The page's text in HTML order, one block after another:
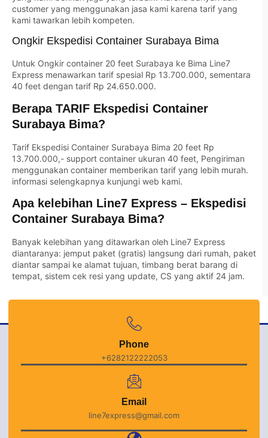
customer yang menggunakan jasa kami karena tarif yang
kami tawarkan lebih kompeten.
Ongkir Ekspedisi Container Surabaya Bima
Untuk Ongkir container 20 feet Surabaya ke Bima Line7
Express menawarkan tarif spesial Rp 13.700.000, sementara
40 feet dengan tarif Rp 24.650.000.
Berapa TARIF Ekspedisi Container
Surabaya Bima?
Tarif Ekspedisi Container Surabaya Bima 20 feet Rp
13.700.000,- support container ukuran 40 feet, Pengiriman
menggunakan container memberikan tarif yang lebih murah.
informasi selengkapnya kunjungi web kami.
Apa kelebihan Line7 Express – Ekspedisi
Container Surabaya Bima?
Banyak kelebihan yang ditawarkan oleh Line7 Express
diantaranya: jemput paket (gratis) langsung dari rumah, paket
diantar sampai ke alamat tujuan, timbang berat barang di
tempat, sistem cek resi yang update, CS yang aktif 24 jam.
Phone
+6282122222053
Email
line7express@gmail.com